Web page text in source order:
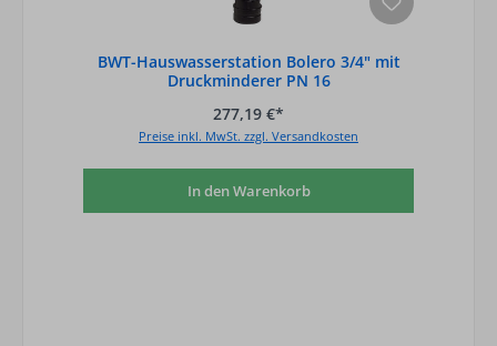
BWT-Hauswasserstation Bolero 3/4" mit
Druckminderer PN 16
277,19 €*
Preise inkl. MwSt. zzgl. Versandkosten
In den Warenkorb